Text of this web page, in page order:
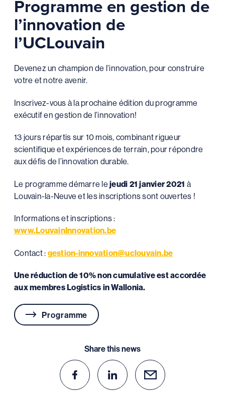
Programme en gestion de
l’innovation de
l’UCLouvain
Devenez un champion de l’innovation, pour construire
votre et notre avenir.
Inscrivez-vous à la prochaine édition du programme
exécutif en gestion de l’innovation!
13 jours répartis sur 10 mois, combinant rigueur
scientifique et expériences de terrain, pour répondre
aux défis de l’innovation durable.
Le programme démarre lejeudi 21 janvier 2021 à
Louvain-la-Neuve et les inscriptions sont ouvertes !
Informations et inscriptions :
www.LouvainInnovation.be
Contact : gestion-innovation@uclouvain.be
Une réduction de 10% non cumulative est accordée
aux membres Logistics in Wallonia.
Programme
Share this news